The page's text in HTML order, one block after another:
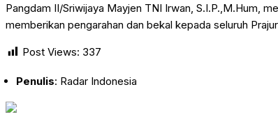
Pangdam II/Sriwijaya Mayjen TNI Irwan, S.I.P.,M.Hum,
memberikan pengarahan dan bekal kepada seluruh
Post Views: 337
Penulis: Radar Indonesia